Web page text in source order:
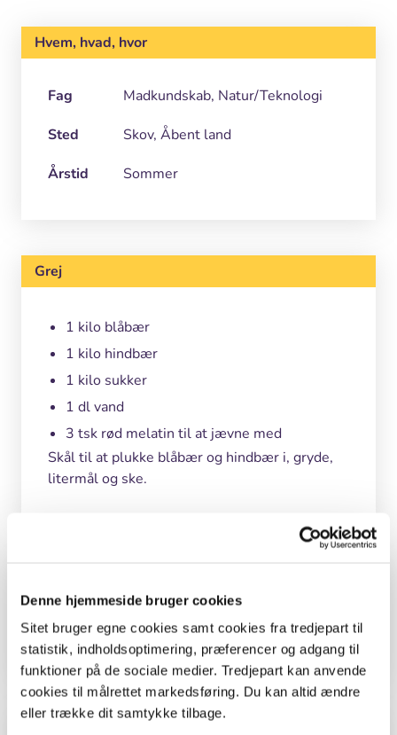
Denne hjemmeside bruger cookies
Sitet bruger egne cookies samt cookies fra tredjepart til
statistik, indholdsoptimering, præferencer og adgang til
funktioner på de sociale medier. Tredjepart kan anvende
cookies til målrettet markedsføring. Du kan altid ændre
eller trække dit samtykke tilbage.
Hvem, hvad, hvor
Fag
Madkundskab, Natur/Teknologi
Sted
Skov, Åbent land
Årstid
Sommer
Grej
1 kilo blåbær
1 kilo hindbær
1 kilo sukker
1 dl vand
3 tsk rød melatin til at jævne med
Skål til at plukke blåbær og hindbær i, gryde,
litermål og ske.
Kogetid 5 - 10 minutter.
Undervisningsmål